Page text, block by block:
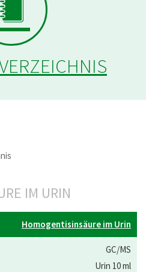
IM URIN
Homogentisinsäure im Urin
GC/MS
Urin 10 ml